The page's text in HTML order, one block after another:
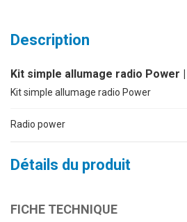
Description
Kit simple allumage radio Power |
Kit simple allumage radio Power
Radio power
Détails du produit
FICHE TECHNIQUE